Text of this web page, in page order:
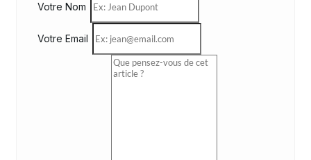
Votre Nom
Votre Email